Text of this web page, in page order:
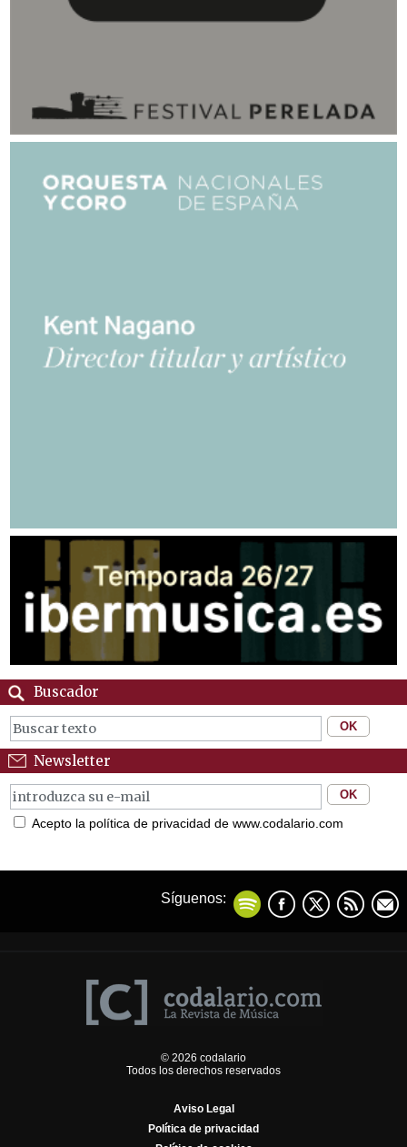
Buscador
Newsletter
Acepto la política de privacidad de www.codalario.com
Síguenos:
© 2026 codalario
Todos los derechos reservados
Aviso Legal
Política de privacidad